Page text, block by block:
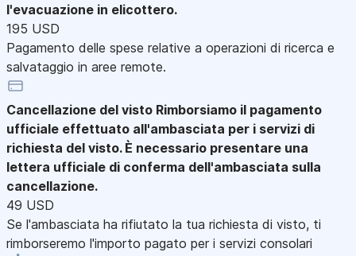
l'evacuazione in elicottero.
195 USD
Pagamento delle spese relative a operazioni di ricerca e
salvataggio in aree remote.
Cancellazione del visto Rimborsiamo il pagamento
ufficiale effettuato all'ambasciata per i servizi di
richiesta del visto. È necessario presentare una
lettera ufficiale di conferma dell'ambasciata sulla
cancellazione.
49 USD
Se l'ambasciata ha rifiutato la tua richiesta di visto, ti
rimborseremo l'importo pagato per i servizi consolari